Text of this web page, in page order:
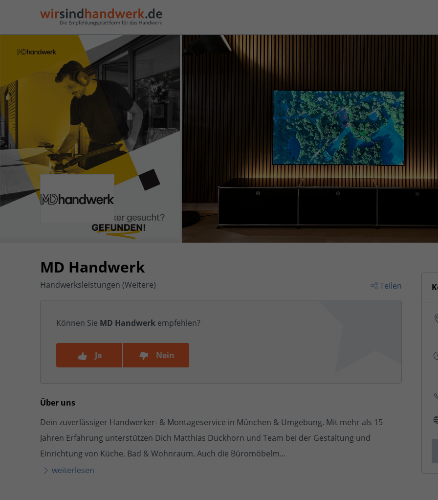
MD Handwerk
Teilen
Handwerksleistungen (Weitere)
Können Sie MD Handwerk empfehlen?
Ja Nein
Über uns
Dein zuverlässiger Handwerker- & Montageservice in München & Umgebung. Mit mehr als 15
Jahren Erfahrung unterstützen Dich Matthias Duckhorn und Team bei der Gestaltung und
Einrichtung von Küche, Bad & Wohnraum. Auch die Büromöbelm...
weiterlesen